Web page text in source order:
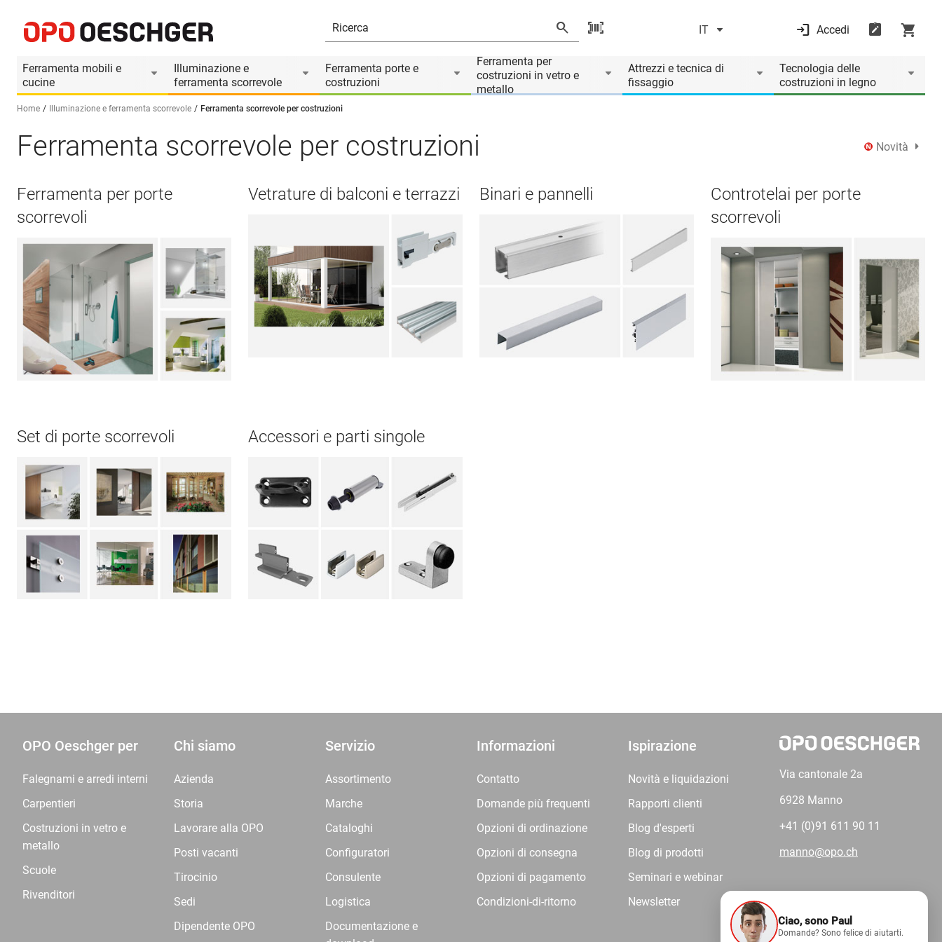
IT Accedi
Ferramenta mobili e
cucine
Illuminazione e
ferramenta scorrevole
Ferramenta porte e
costruzioni
Ferramenta per
costruzioni in vetro e
metallo
Attrezzi e tecnica di
fissaggio
Tecnologia delle
costruzioni in legno
Seleziona una lingua (IT)
Home Illuminazione e ferramenta scorrevole Ferramenta scorrevole per costruzioni
Ferramenta scorrevole per costruzioni Novità
Ferramenta per porte
scorrevoli
Vetrature di balconi e terrazzi Binari e pannelli
Controtelai per porte
scorrevoli
Set di porte scorrevoli Accessori e parti singole
OPO Oeschger per
Falegnami e arredi interni
Carpentieri
Costruzioni in vetro e
metallo
Scuole
Rivenditori
Chi siamo
Azienda
Storia
Lavorare alla OPO
Posti vacanti
Tirocinio
Sedi
Dipendente OPO
Servizio
Assortimento
Marche
Cataloghi
Configuratori
Consulente
Logistica
Documentazione e
Informazioni
Contatto
Domande più frequenti
Opzioni di ordinazione
Opzioni di consegna
Opzioni di pagamento
Condizioni-di-ritorno
Ispirazione
Novità e liquidazioni
Rapporti clienti
Blog d'esperti
Blog di prodotti
Seminari e webinar
Newsletter
Via cantonale 2a
6928 Manno
+41 (0)91 611 90 11
manno@opo.ch
Forniamo
Ciao, sono Paul
Domande? Sono felice di aiutarti.